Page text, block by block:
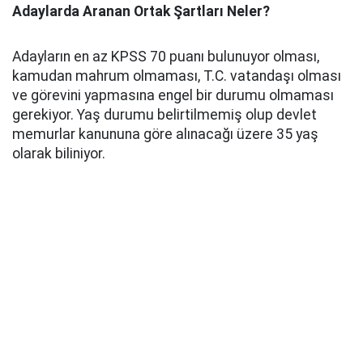
Adaylarda Aranan Ortak Şartları Neler?
Adayların en az KPSS 70 puanı bulunuyor olması,
kamudan mahrum olmaması, T.C. vatandaşı olması
ve görevini yapmasına engel bir durumu olmaması
gerekiyor. Yaş durumu belirtilmemiş olup devlet
memurlar kanununa göre alınacağı üzere 35 yaş
olarak biliniyor.